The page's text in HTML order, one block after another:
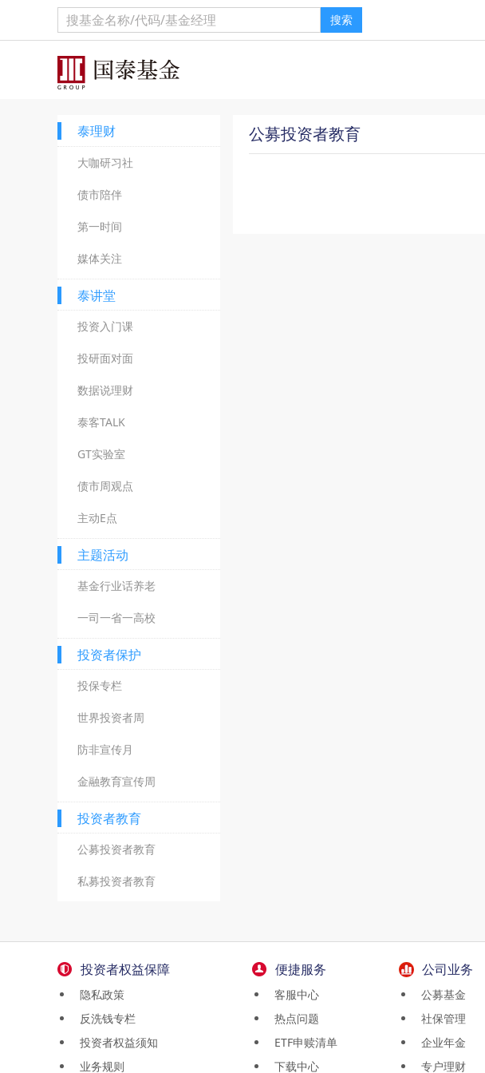
搜索
泰理财
大咖研习社
债市陪伴
第一时间
媒体关注
泰讲堂
投资入门课
投研面对面
数据说理财
泰客TALK
GT实验室
债市周观点
主动E点
主题活动
基金行业话养老
一司一省一高校
投资者保护
投保专栏
世界投资者周
防非宣传月
金融教育宣传周
投资者教育
公募投资者教育
私募投资者教育
公募投资者教育
投资者权益保障
隐私政策
反洗钱专栏
投资者权益须知
业务规则
便捷服务
客服中心
热点问题
ETF申赎清单
下载中心
公司业务
公募基金
社保管理
企业年金
专户理财